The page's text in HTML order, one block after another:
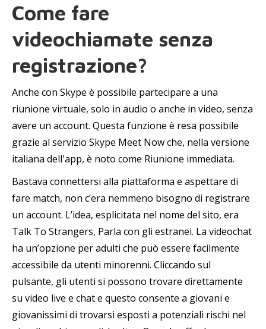
Come fare
videochiamate senza
registrazione?
Anche con Skype è possibile partecipare a una
riunione virtuale, solo in audio o anche in video, senza
avere un account. Questa funzione è resa possibile
grazie al servizio Skype Meet Now che, nella versione
italiana dell'app, è noto come Riunione immediata.
Bastava connettersi alla piattaforma e aspettare di
fare match, non c’era nemmeno bisogno di registrare
un account. L’idea, esplicitata nel nome del sito, era
Talk To Strangers, Parla con gli estranei. La videochat
ha un’opzione per adulti che può essere facilmente
accessibile da utenti minorenni. Cliccando sul
pulsante, gli utenti si possono trovare direttamente
su video live e chat e questo consente a giovani e
giovanissimi di trovarsi esposti a potenziali rischi nel